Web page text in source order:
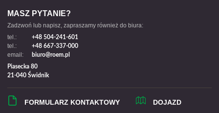
MASZ PYTANIE?
Zadzwoń lub napisz, zapraszamy również do biura:
tel.:
+48 504-241-601
tel.: +48 667-337-000
email:
biuro@roem.pl
Piasecka 80
21-040 Świdnik
FORMULARZ KONTAKTOWY DOJAZD